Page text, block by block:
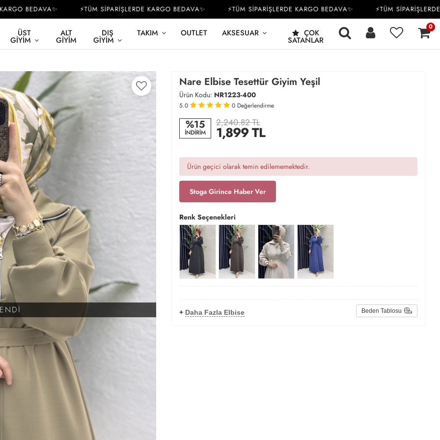
BEDAVA✨ ⚡TÜM SİPARİŞLERDE KARGO BEDAVA✨ ⚡TÜM SİPARİŞLERDE KARGO BEDAVA✨ ⚡TÜM SİPARİŞLERDE
ÜST
GIYIM
ALT
GIYIM
DIŞ
GIYIM
TAKIM OUTLET AKSESUAR ÇOK
SATANLAR
0
Nare Elbise Tesettür Giyim Yeşil
Ürün Kodu: NR1223-400
5.0 0 Değerlendirme
%15
İNDİRİM
2,240.82 TL
1,899TL
Ürün geçici olarak temin edilememektedir.
Stoga Girince Haber Ver
Renk Seçenekleri
+ Daha Fazla Elbise Beden Tablosu